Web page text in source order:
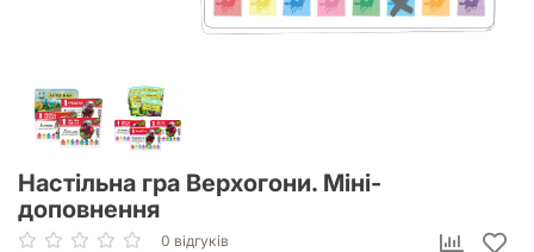
Настільна гра Верхогони. Міні-
доповнення
0 відгуків